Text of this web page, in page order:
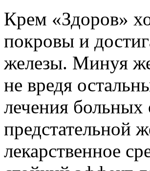
Крем «Здоров»
покровы и
железы. Минуя
не вредя
лечения больных
предстательной
лекарственное